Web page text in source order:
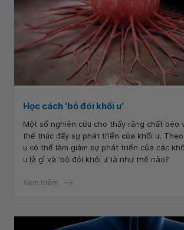
Học cách 'bỏ đói khối u'
Một số nghiên cứu cho thấy rằng chất béo
thể thúc đẩy sự phát triển của khối u.
u có thể làm giảm sự phát triển của các
u là gì và ‘bỏ đói khối u’ là như thế nào?
Xem thêm